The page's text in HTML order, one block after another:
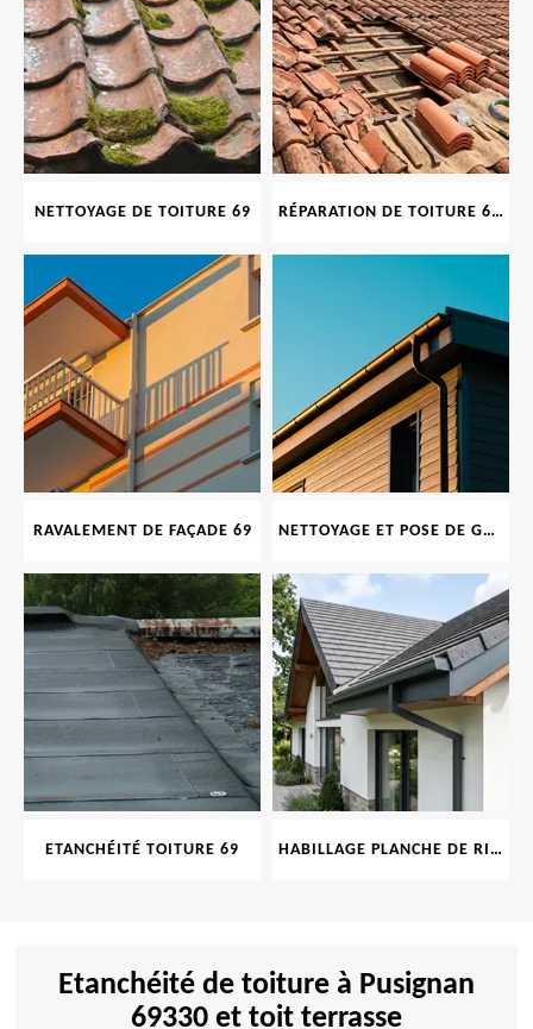
NETTOYAGE DE TOITURE 69 RÉPARATION DE TOITURE 69 RHONE, TUILES CASSÉES OU ABIMÉES
RAVALEMENT DE FAÇADE 69 NETTOYAGE ET POSE DE GOUTTIÈRE 69
ETANCHÉITÉ TOITURE 69 HABILLAGE PLANCHE DE RIVE 69
Etanchéité de toiture à Pusignan
69330 et toit terrasse